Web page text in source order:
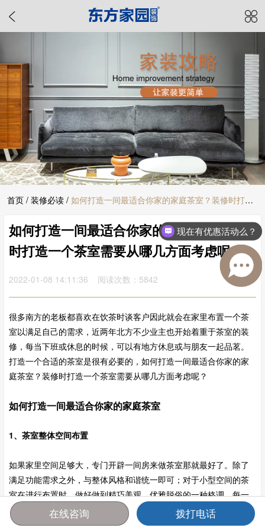
首页 / 装修必读 / 如何打造一间最适合你家的家庭茶室？装修时打造
一个茶室需要从哪几方面考虑呢？
如何打造一间最适合你家的家庭茶室？装修
时打造一个茶室需要从哪几方面考虑呢？
2022-01-08 14:11:36 阅读次数：5842
很多南方的老板都喜欢在饮茶时谈客户因此就会在家里布置一个茶
室以满足自己的需求，近两年北方不少业主也开始着重于茶室的装
修，每当下班或休息的时候，可以有地方休息或与朋友一起品茗。
打造一个合适的茶室是很有必要的，如何打造一间最适合你家的家
庭茶室？装修时打造一个茶室需要从哪几方面考虑呢？
如何打造一间最适合你家的家庭茶室
1、茶室整体空间布置
如果家里空间足够大，专门开辟一间房来做茶室那就最好了。除了
满足功能需求之外，与整体风格和谐统一即可；对于小型空间的茶
室在进行布置时，做好做到精巧美观、优雅脱俗的一种格调，每一
间装饰的风格以及桌椅器具等，不论是样式或是色彩都各不相同。
茶室最好设置在采光通风良好的地方。这一方面有利于空气更替，
首页 报价 电话 咨询
现在有优惠活动么？
在线咨询 拨打电话